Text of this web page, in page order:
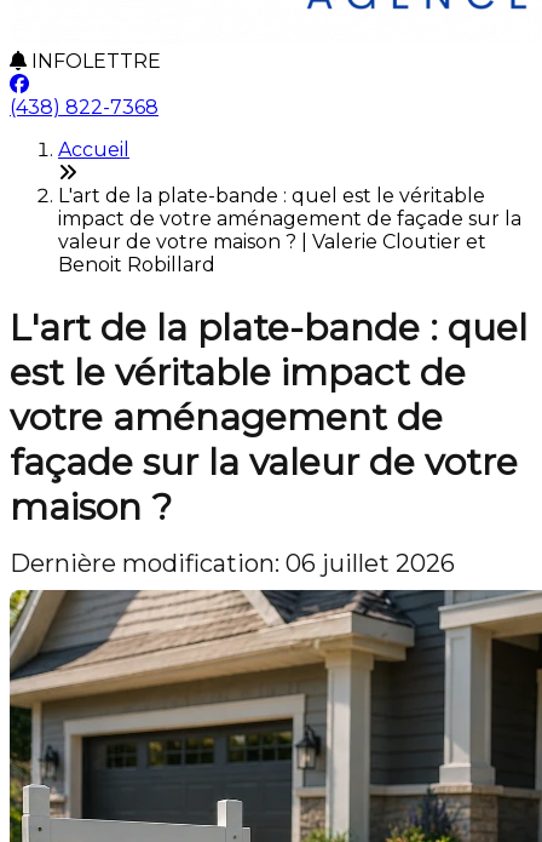
INFOLETTRE
(438) 822-7368
Accueil
L'art de la plate-bande : quel est le véritable
impact de votre aménagement de façade sur la
valeur de votre maison ? | Valerie Cloutier et
Benoit Robillard
L'art de la plate-bande : quel
est le véritable impact de
votre aménagement de
façade sur la valeur de votre
maison ?
Dernière modification: 06 juillet 2026